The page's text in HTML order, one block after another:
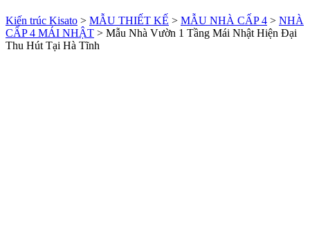
Kiến trúc Kisato > MẪU THIẾT KẾ > MẪU NHÀ CẤP 4 > NHÀ
CẤP 4 MÁI NHẬT > Mẫu Nhà Vườn 1 Tầng Mái Nhật Hiện Đại
Thu Hút Tại Hà Tĩnh